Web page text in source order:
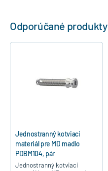
Odporúčané produkty
Obojstranný kotviaci
materiál pre MD madlo
PDBM104, pár
Obojstranný kotviaci